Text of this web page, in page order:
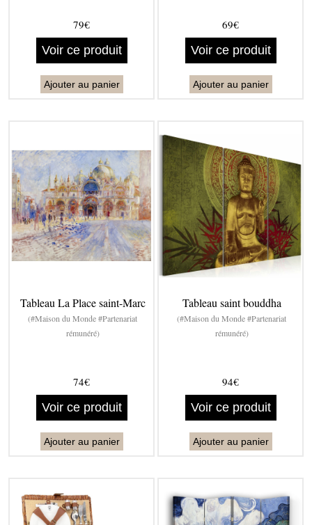
79€
Voir ce produit
Ajouter au panier
69€
Voir ce produit
Ajouter au panier
Tableau La Place saint-Marc
(#Maison du Monde #Partenariat
rémunéré)
74€
Voir ce produit
Ajouter au panier
Tableau saint bouddha
(#Maison du Monde #Partenariat
rémunéré)
94€
Voir ce produit
Ajouter au panier